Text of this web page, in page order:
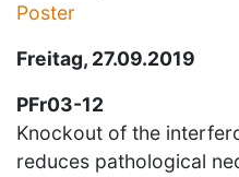
Poster
Freitag, 27.09.2019
PFr03-12
Knockout of the
reduces pathological